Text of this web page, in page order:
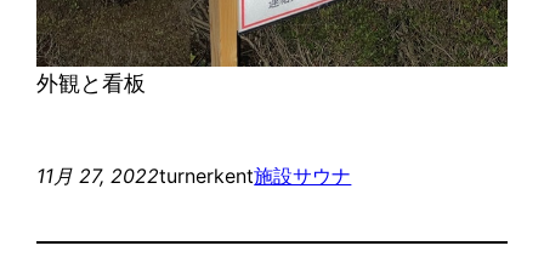
外観と看板
11月 27, 2022turnerkent施設サウナ